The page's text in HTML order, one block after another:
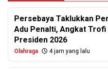
Persebaya Taklukkan
Adu Penalti, Angkat Trofi
Presiden 2026
Olahraga 4 jam yang lalu